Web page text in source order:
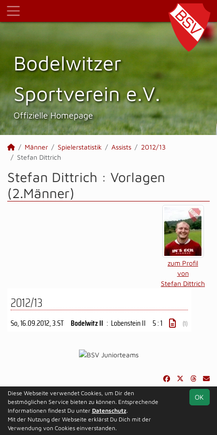
Bodelwitzer
Sportverein e.V.
Offizielle Homepage
Männer Spielerstatistik Assists
2012/13
Stefan Dittrich
Stefan Dittrich : Vorlagen
(2.Männer)
zum Profil
von
Stefan Dittrich
2012/13
So, 16.09.2012, 3.ST Bodelwitz II : Lobenstein II 5 : 1 (1)
soccero.de
© 2006 - 2026
Besucherstatistik Kontakt Impressum
OK
Diese Webseite verwendet Cookies, um Dir den
bestmöglichen Service bieten zu können. Entsprechende
Informationen findest Du unter Datenschutz.
Mit der Nutzung der Webseite erklärst Du Dich mit der
Verwendung von Cookies einverstanden.